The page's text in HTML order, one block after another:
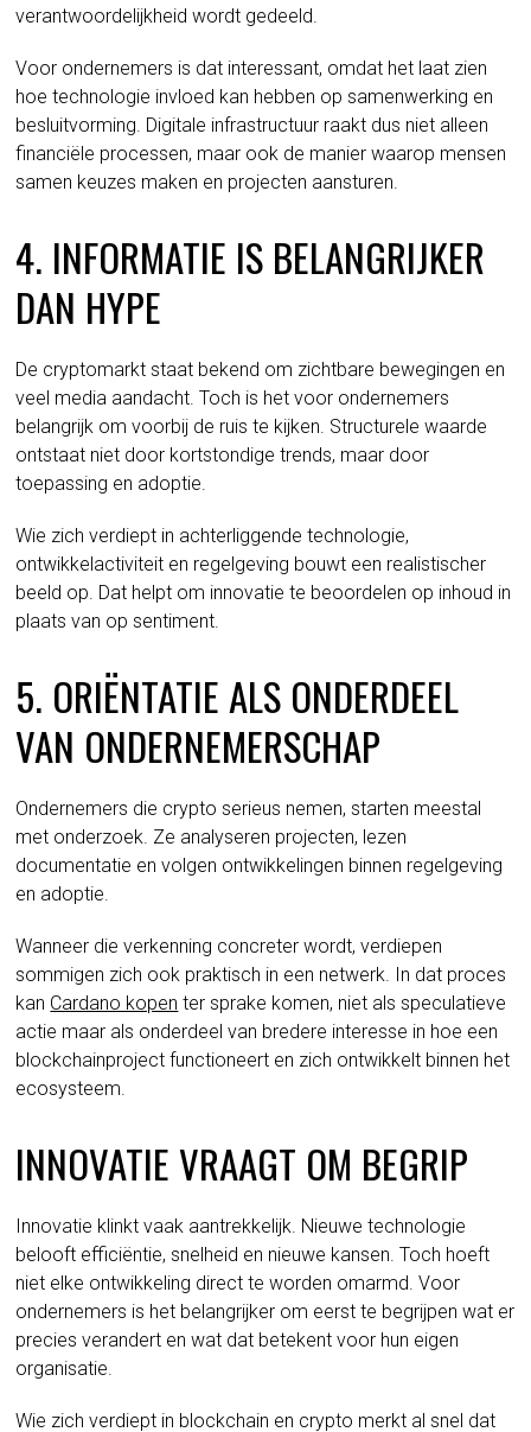
verantwoordelijkheid wordt gedeeld.
Voor ondernemers is dat interessant, omdat het laat zien
hoe technologie invloed kan hebben op samenwerking en
besluitvorming. Digitale infrastructuur raakt dus niet alleen
financiële processen, maar ook de manier waarop mensen
samen keuzes maken en projecten aansturen.
4. INFORMATIE IS BELANGRIJKER
DAN HYPE
De cryptomarkt staat bekend om zichtbare bewegingen en
veel media aandacht. Toch is het voor ondernemers
belangrijk om voorbij de ruis te kijken. Structurele waarde
ontstaat niet door kortstondige trends, maar door
toepassing en adoptie.
Wie zich verdiept in achterliggende technologie,
ontwikkelactiviteit en regelgeving bouwt een realistischer
beeld op. Dat helpt om innovatie te beoordelen op inhoud in
plaats van op sentiment.
5. ORIËNTATIE ALS ONDERDEEL
VAN ONDERNEMERSCHAP
Ondernemers die crypto serieus nemen, starten meestal
met onderzoek. Ze analyseren projecten, lezen
documentatie en volgen ontwikkelingen binnen regelgeving
en adoptie.
Wanneer die verkenning concreter wordt, verdiepen
sommigen zich ook praktisch in een netwerk. In dat proces
kan Cardano kopen ter sprake komen, niet als speculatieve
actie maar als onderdeel van bredere interesse in hoe een
blockchainproject functioneert en zich ontwikkelt binnen het
ecosysteem.
INNOVATIE VRAAGT OM BEGRIP
Innovatie klinkt vaak aantrekkelijk. Nieuwe technologie
belooft efficiëntie, snelheid en nieuwe kansen. Toch hoeft
niet elke ontwikkeling direct te worden omarmd. Voor
ondernemers is het belangrijker om eerst te begrijpen wat er
precies verandert en wat dat betekent voor hun eigen
organisatie.
Wie zich verdiept in blockchain en crypto merkt al snel dat